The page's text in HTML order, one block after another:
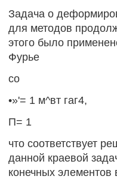
Задача о
для методов
этого было
Фурье
со
•»'= 1 м^вт гаг4,
П= 1
что соответствует
данной краевой
конечных